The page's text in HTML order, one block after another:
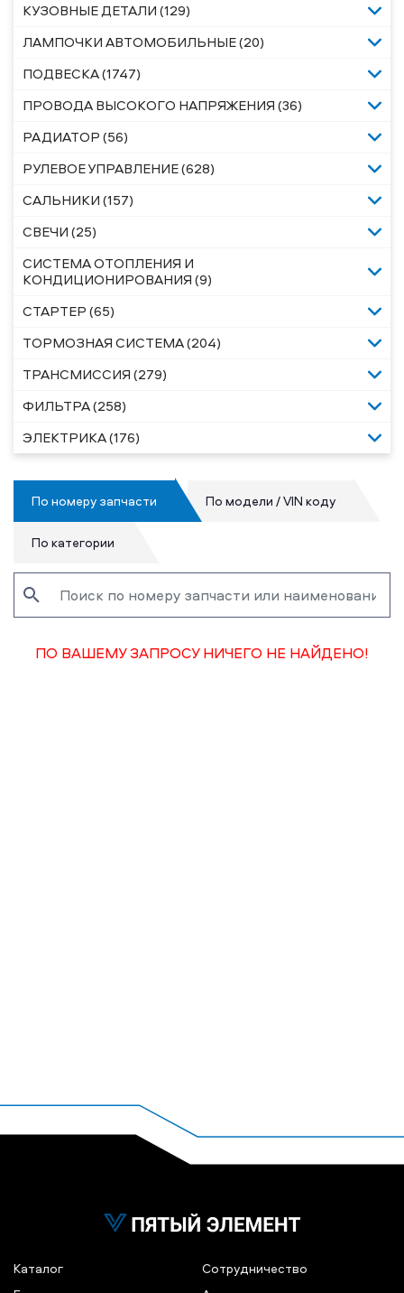
КУЗОВНЫЕ ДЕТАЛИ (129)
ЛАМПОЧКИ АВТОМОБИЛЬНЫЕ (20)
ПОДВЕСКА (1747)
ПРОВОДА ВЫСОКОГО НАПРЯЖЕНИЯ (36)
РАДИАТОР (56)
РУЛЕВОЕ УПРАВЛЕНИЕ (628)
САЛЬНИКИ (157)
СВЕЧИ (25)
СИСТЕМА ОТОПЛЕНИЯ И
КОНДИЦИОНИРОВАНИЯ (9)
СТАРТЕР (65)
ТОРМОЗНАЯ СИСТЕМА (204)
ТРАНСМИССИЯ (279)
ФИЛЬТРА (258)
ЭЛЕКТРИКА (176)
По номеру запчасти По модели / VIN коду
По категории
ПО ВАШЕМУ ЗАПРОСУ НИЧЕГО НЕ НАЙДЕНО!
Каталог
Сотрудничество